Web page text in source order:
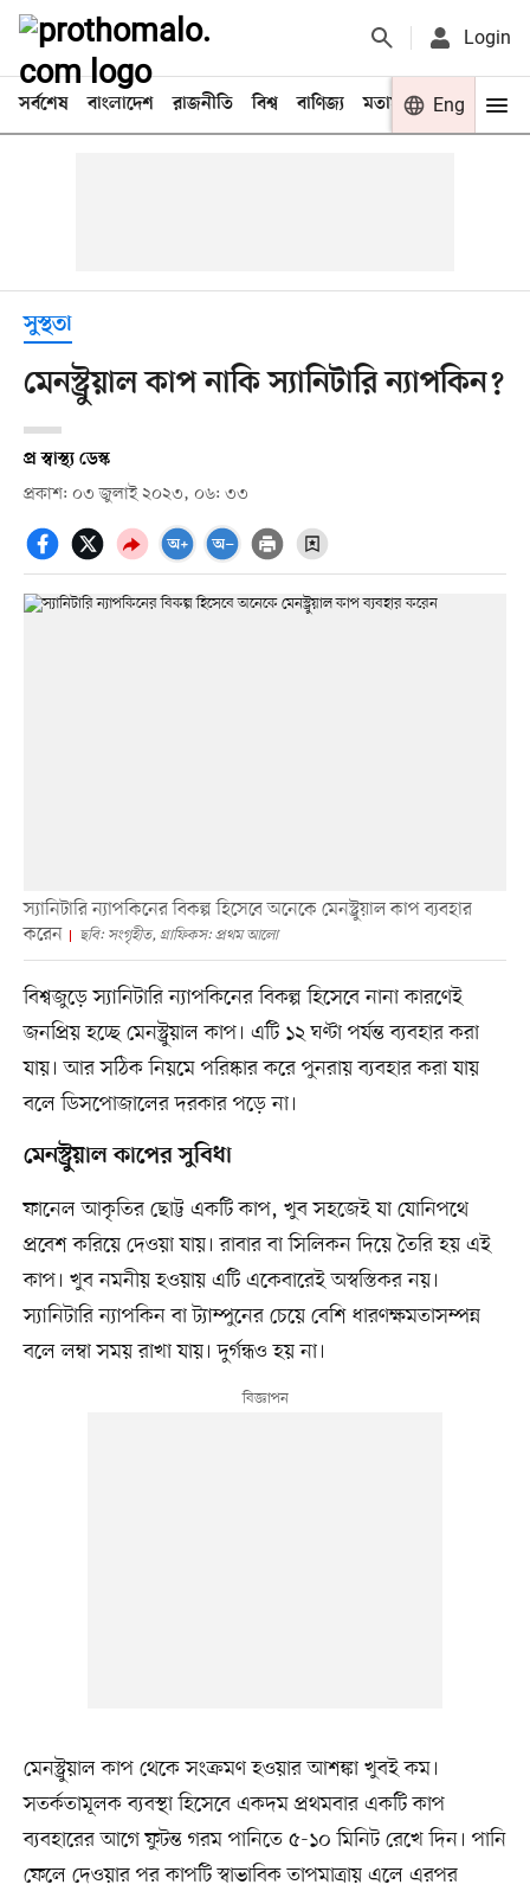
Login
সর্বশেষ বাংলাদেশ রাজনীতি বিশ্ব বাণিজ্য মতামত খেলা
Eng
সুস্থতা
মেনস্ট্রুয়াল কাপ নাকি স্যানিটারি ন্যাপকিন?
প্র স্বাস্থ্য ডেস্ক
প্রকাশ: ০৩ জুলাই ২০২৩, ০৬: ৩৩
স্যানিটারি ন্যাপকিনের বিকল্প হিসেবে অনেকে মেনস্ট্রুয়াল কাপ ব্যবহার
করেন
ছবি: সংগৃহীত, গ্রাফিকস: প্রথম আলো
বিশ্বজুড়ে স্যানিটারি ন্যাপকিনের বিকল্প হিসেবে নানা কারণেই
জনপ্রিয় হচ্ছে মেনস্ট্রুয়াল কাপ। এটি ১২ ঘণ্টা পর্যন্ত ব্যবহার করা
যায়। আর সঠিক নিয়মে পরিষ্কার করে পুনরায় ব্যবহার করা যায়
বলে ডিসপোজালের দরকার পড়ে না।
মেনস্ট্রুয়াল কাপের সুবিধা
ফানেল আকৃতির ছোট্ট একটি কাপ, খুব সহজেই যা যোনিপথে
প্রবেশ করিয়ে দেওয়া যায়। রাবার বা সিলিকন দিয়ে তৈরি হয় এই
কাপ। খুব নমনীয় হওয়ায় এটি একেবারেই অস্বস্তিকর নয়।
স্যানিটারি ন্যাপকিন বা ট্যাম্পুনের চেয়ে বেশি ধারণক্ষমতাসম্পন্ন
বলে লম্বা সময় রাখা যায়। দুর্গন্ধও হয় না।
মেনস্ট্রুয়াল কাপ থেকে সংক্রমণ হওয়ার আশঙ্কা খুবই কম।
সতর্কতামূলক ব্যবস্থা হিসেবে একদম প্রথমবার একটি কাপ
ব্যবহারের আগে ফুটন্ত গরম পানিতে ৫-১০ মিনিট রেখে দিন। পানি
ফেলে দেওয়ার পর কাপটি স্বাভাবিক তাপমাত্রায় এলে এরপর